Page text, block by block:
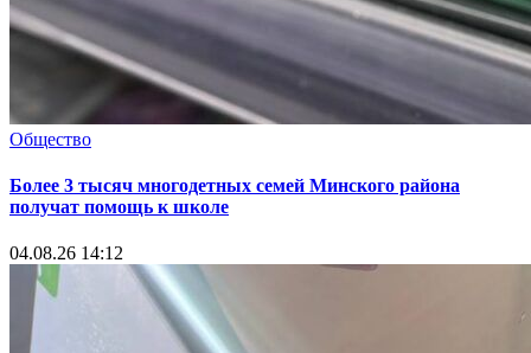
Общество
Более 3 тысяч многодетных семей Минского района
получат помощь к школе
04.08.26 14:12